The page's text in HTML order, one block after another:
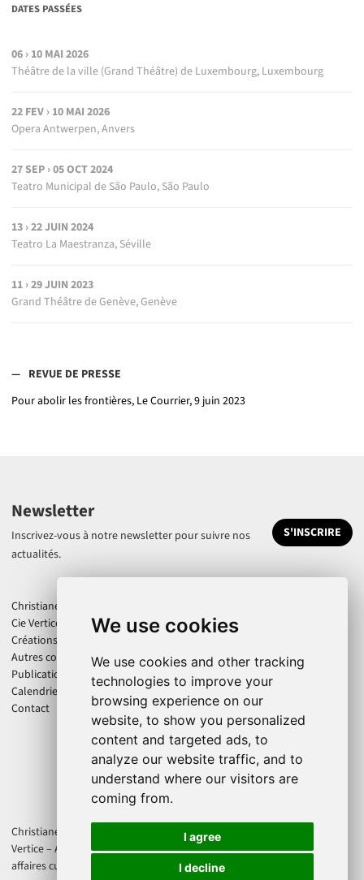
We use cookies
We use cookies and other tracking
technologies to improve your
browsing experience on our
website, to show you personalized
content and targeted ads, to
analyze our website traffic, and to
understand where our visitors are
coming from.
I agree
I decline
DATES PASSÉES
06 › 10 MAI 2026
Théâtre de la ville (Grand Théâtre) de Luxembourg, Luxembourg
22 FEV › 10 MAI 2026
Opera Antwerpen, Anvers
27 SEP › 05 OCT 2024
Teatro Municipal de São Paulo, São Paulo
13 › 22 JUIN 2024
Teatro La Maestranza, Séville
11 › 29 JUIN 2023
Grand Théâtre de Genève, Genève
REVUE DE PRESSE
Pour abolir les frontières, Le Courrier, 9 juin 2023
Newsletter
Inscrivez-vous à notre newsletter pour suivre nos
actualités.
S'INSCRIRE
Christiane Jatahy
Cie Vertice
Créations
Autres collaborations
Publications
Calendrier
Contact
Christiane Jatahy est artiste associée au CENTQUATRE-PARIS. La Cie
Vertice – Axis Produtions est soutenue par la Direction régionale des
affaires culturelles d'Île-de-France et le Ministère de la Culture France.